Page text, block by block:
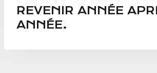
REVENIR ANNÉE
ANNÉE.